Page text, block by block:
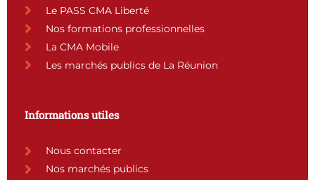
k
a
m
Le PASS CMA Liberté
Nos formations professionnelles
La CMA Mobile
Les marchés publics de La Réunion
Informations utiles
Nous contacter
Nos marchés publics